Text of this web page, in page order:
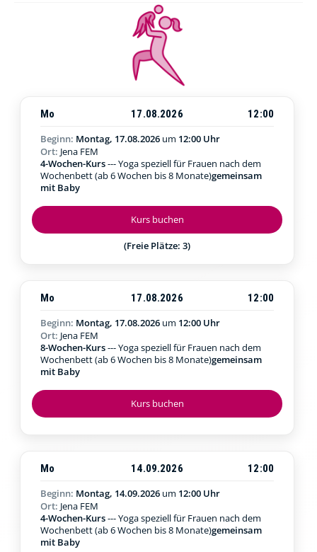
Kurs buchen
(Freie Plätze: 3)
Mo 17.08.2026
12:00
Beginn: Montag, 17.08.2026 um 12:00 Uhr
Ort: Jena FEM
4-Wochen-Kurs--- Yoga speziell für Frauen nach dem
Wochenbett (ab 6 Wochen bis 8 Monate)gemeinsam
mit Baby
Kurs buchen
Mo 17.08.2026
12:00
Beginn: Montag, 17.08.2026 um 12:00 Uhr
Ort: Jena FEM
8-Wochen-Kurs--- Yoga speziell für Frauen nach dem
Wochenbett (ab 6 Wochen bis 8 Monate)gemeinsam
mit Baby
Mo 14.09.2026
12:00
Beginn: Montag, 14.09.2026 um 12:00 Uhr
Ort: Jena FEM
4-Wochen-Kurs--- Yoga speziell für Frauen nach dem
Wochenbett (ab 6 Wochen bis 8 Monate)gemeinsam
mit Baby